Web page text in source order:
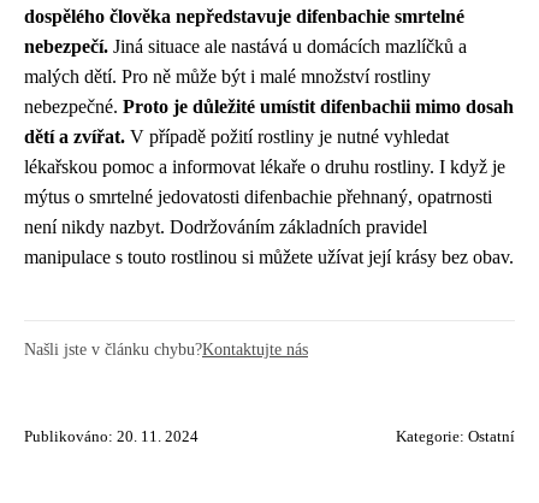
dospělého člověka nepředstavuje difenbachie smrtelné
nebezpečí. Jiná situace ale nastává u domácích mazlíčků a
malých dětí. Pro ně může být i malé množství rostliny
nebezpečné. Proto je důležité umístit difenbachii mimo dosah
dětí a zvířat. V případě požití rostliny je nutné vyhledat
lékařskou pomoc a informovat lékaře o druhu rostliny. I když je
mýtus o smrtelné jedovatosti difenbachie přehnaný, opatrnosti
není nikdy nazbyt. Dodržováním základních pravidel
manipulace s touto rostlinou si můžete užívat její krásy bez obav.
Našli jste v článku chybu?Kontaktujte nás
Publikováno: 20. 11. 2024 Kategorie: Ostatní